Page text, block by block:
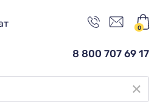
0
8 800 707 69 17